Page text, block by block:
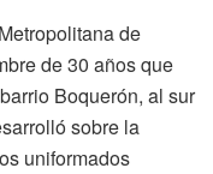
de
de 30 años que
Boquerón, al sur
sobre la
uniformados